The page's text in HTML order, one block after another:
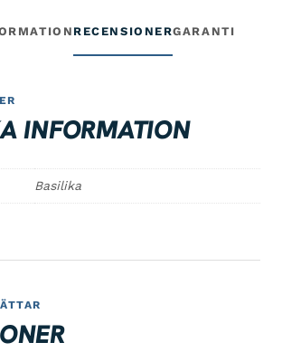
RECENSIONERGARANTI
INFORMATION
Basilika